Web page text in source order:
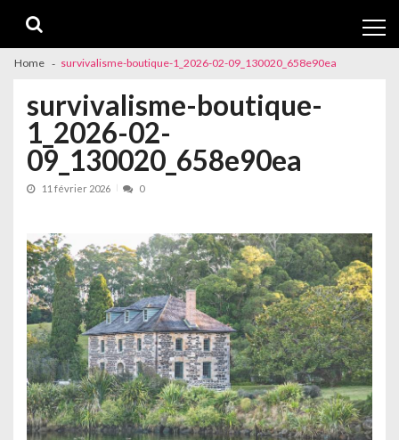
navigation
content
Home survivalisme-boutique-1_2026-02-09_130020_658e90ea
survivalisme-boutique-
1_2026-02-
09_130020_658e90ea
11 février 2026 0